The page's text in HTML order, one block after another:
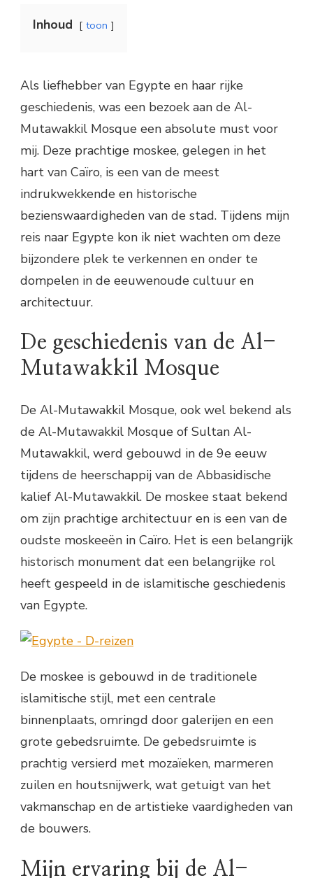
Inhoud toon
Als liefhebber van Egypte en haar rijke
geschiedenis, was een bezoek aan de Al-
Mutawakkil Mosque een absolute must voor
mij. Deze prachtige moskee, gelegen in het
hart van Caïro, is een van de meest
indrukwekkende en historische
bezienswaardigheden van de stad. Tijdens mijn
reis naar Egypte kon ik niet wachten om deze
bijzondere plek te verkennen en onder te
dompelen in de eeuwenoude cultuur en
architectuur.
De geschiedenis van de Al-
Mutawakkil Mosque
De Al-Mutawakkil Mosque, ook wel bekend als
de Al-Mutawakkil Mosque of Sultan Al-
Mutawakkil, werd gebouwd in de 9e eeuw
tijdens de heerschappij van de Abbasidische
kalief Al-Mutawakkil. De moskee staat bekend
om zijn prachtige architectuur en is een van de
oudste moskeeën in Caïro. Het is een belangrijk
historisch monument dat een belangrijke rol
heeft gespeeld in de islamitische geschiedenis
van Egypte.
De moskee is gebouwd in de traditionele
islamitische stijl, met een centrale
binnenplaats, omringd door galerijen en een
grote gebedsruimte. De gebedsruimte is
prachtig versierd met mozaïeken, marmeren
zuilen en houtsnijwerk, wat getuigt van het
vakmanschap en de artistieke vaardigheden van
de bouwers.
Mijn ervaring bij de Al-